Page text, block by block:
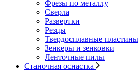
Фрезы по металлу
Сверла
Развертки
Резцы
Твердосплавные пластины
Зенкеры и зенковки
Ленточные пилы
Станочная оснастка